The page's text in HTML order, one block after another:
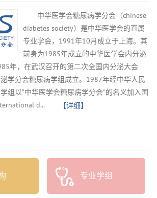
中华医学会糖尿病学分会（chinese
diabetes society）是中华医学会的直属
专业学会，1991年10月成立于上海。其
前身为1985年成立的中华医学会内分泌
年，在武汉召开的第二次全国内分泌大会
泌学分会糖尿病学组成立。1987年经中华人民
组以“中华医学会糖尿病学分会”的名义加入国
d...
【详细】
专业学组